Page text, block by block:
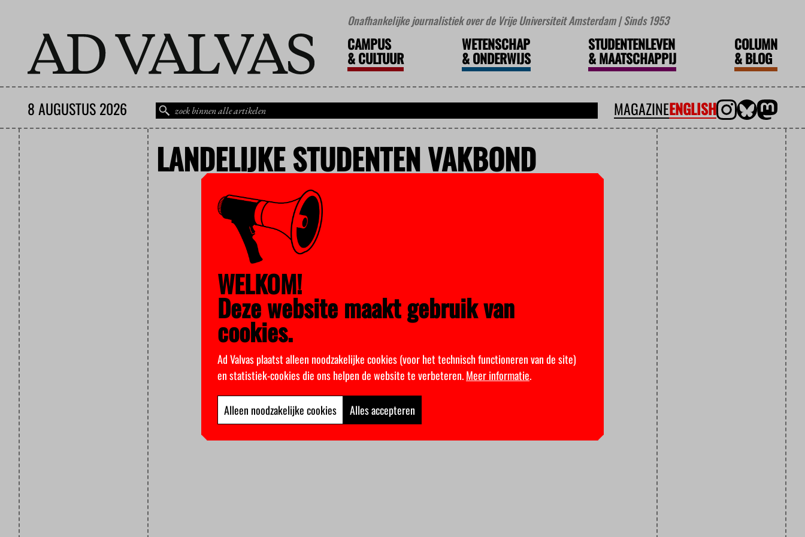
Onafhankelijke journalistiek over de Vrije Universiteit Amsterdam | Sinds 1953
CAMPUS
&CULTUUR
WETENSCHAP
&ONDERWIJS
STUDENTENLEVEN
&MAATSCHAPPIJ
COLUMN
&BLOG
8 AUGUSTUS 2026 MAGAZINEENGLISH
LANDELIJKE STUDENTEN VAKBOND
WELKOM!
Deze website maakt gebruik van
cookies.
Ad Valvas plaatst alleen noodzakelijke cookies (voor het technisch functioneren van de site)
en statistiek-cookies die ons helpen de website te verbeteren.Meer informatie.
Alleen noodzakelijke cookies Alles accepteren